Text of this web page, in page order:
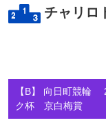
チャリロ
【B】 向日町競
ク杯 京白梅賞